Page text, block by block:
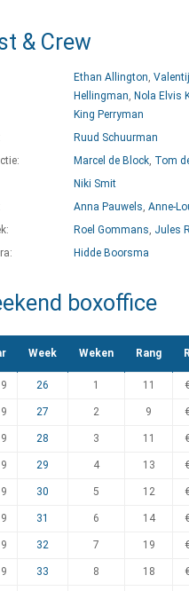
& Crew
Ethan Allington,
Hellingman, Nola Elvis
King Perryman
Ruud Schuurman
Marcel de Block, Tom
Niki Smit
Anna Pauwels, Anne-
Roel Gommans, Jules
Hidde Boorsma
boxoffice
Week Weken Rang
26 1 11
27 2 9
28 3 11
29 4 13
30 5 12
31 6 14
32 7 19
33 8 18